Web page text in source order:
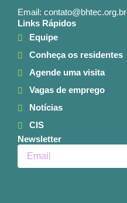
Email: contato@bhtec.org.br
Links Rápidos
Equipe
Conheça os residentes
Agende uma visita
Vagas de emprego
Notícias
CIS
Newsletter